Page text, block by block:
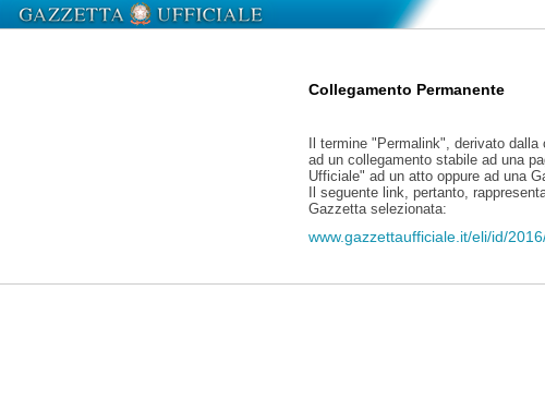
Collegamento Permanente
Il termine "Permalink", derivato
ad un collegamento stabile ad una
Ufficiale" ad un atto oppure ad una
Il seguente link, pertanto,
Gazzetta selezionata:
www.gazzettaufficiale.it/eli/id/